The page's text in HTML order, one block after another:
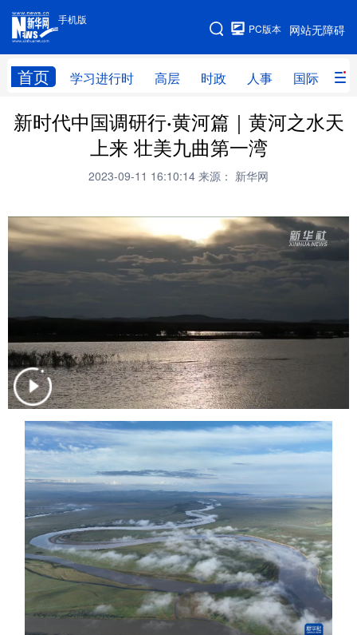
手机版
网站无障碍
PC版本
首页 学习进行时 高层 时政 人事 国际 财
手机版
网站地图
学习进行时 高层 时政 人事
财经 网评
全球连线
科技 科创 量子 体育
书画 健康 军事
法律 中央文件 金融 汽车
食品 人居 信息化 数字经济
学术中国 乡村振兴 银龄
城市 旅游 能源 会展
彩票 娱乐 时尚 悦读
公益 一带一路 亚太网
文化产业
地方频道
北京 天津 河北 山西
新时代中国调研行·黄河篇｜黄河之水天
上来 壮美九曲第一湾
2023-09-11 16:10:14 来源： 新华网